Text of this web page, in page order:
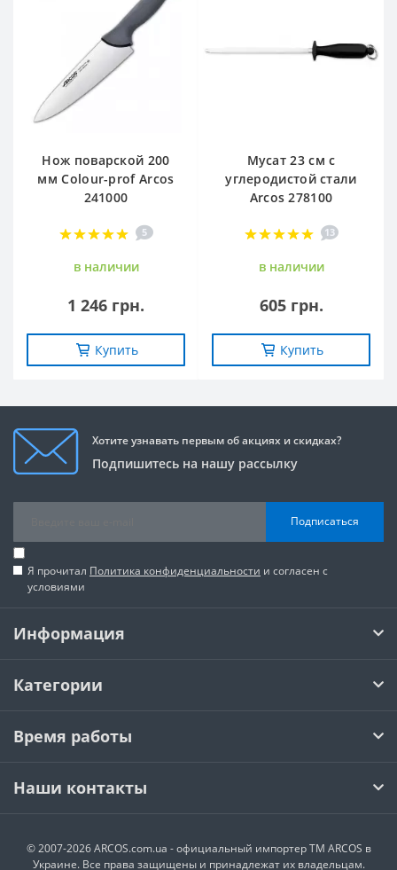
Нож поварской 200
мм Сolour-prof Arcos
241000
5
в наличии
1 246 грн.
Купить
Мусат 23 см с
углеродистой стали
Arcos 278100
13
в наличии
605 грн.
Купить
Хотите узнавать первым об акциях и скидках?
Подпишитесь на нашу рассылку
Подписаться
Я прочитал Политика конфиденциальности и согласен с
условиями
Информация
Категории
Время работы
Наши контакты
© 2007-2026 ARCOS.com.ua - официальный импортер ТМ ARCOS в
Украине. Все права защищены и принадлежат их владельцам.